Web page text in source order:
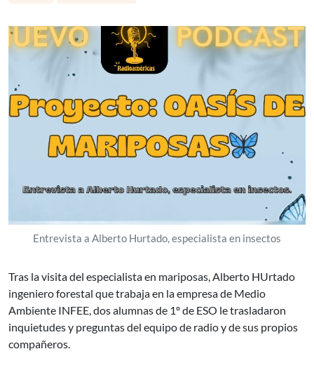
Entrevista a Alberto Hurtado, especialista en insectos
Tras la visita del especialista en mariposas, Alberto HUrtado
ingeniero forestal que trabaja en la empresa de Medio
Ambiente INFEE, dos alumnas de 1º de ESO le trasladaron
inquietudes y preguntas del equipo de radio y de sus propios
compañeros.